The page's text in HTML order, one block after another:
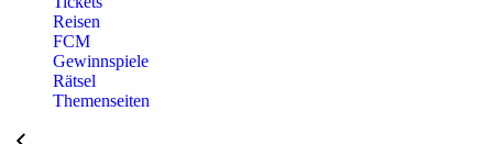
Reisen
FCM
Gewinnspiele
Rätsel
Themenseiten